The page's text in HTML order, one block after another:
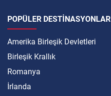
POPÜLER DESTINASYONLAR
Amerika Birleşik Devletleri
Birleşik Krallık
Romanya
İrlanda